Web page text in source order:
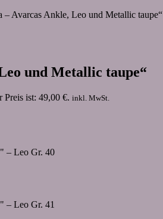
– Avarcas Ankle, Leo und Metallic taupe“
und Metallic taupe“
Preis ist: 49,00 €. inkl. MwSt.
– Leo Gr. 40
– Leo Gr. 41